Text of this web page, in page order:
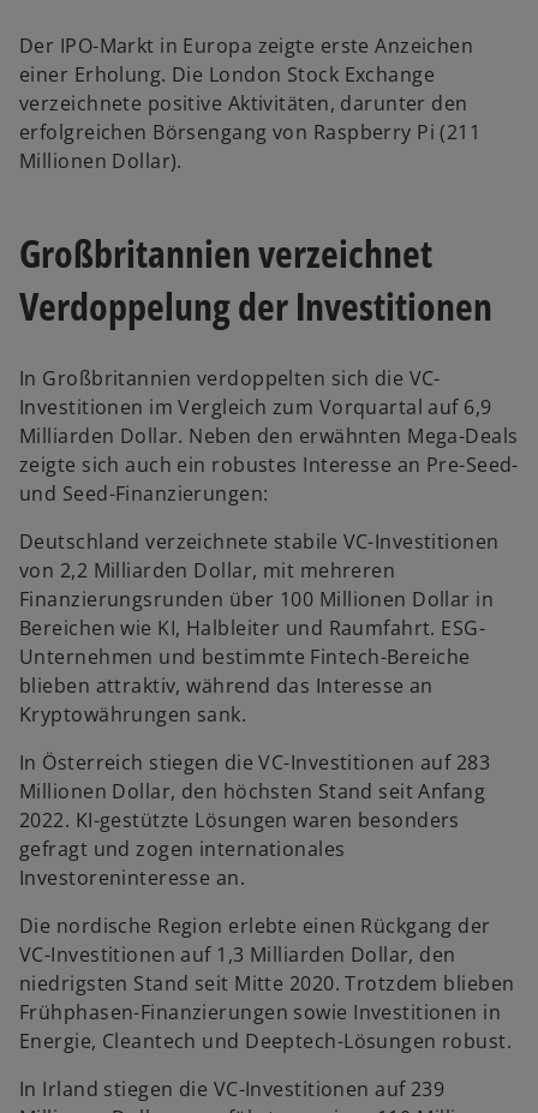
Der IPO-Markt in Europa zeigte erste Anzeichen
einer Erholung. Die London Stock Exchange
verzeichnete positive Aktivitäten, darunter den
erfolgreichen Börsengang von Raspberry Pi (211
Millionen Dollar).
Großbritannien verzeichnet
Verdoppelung der Investitionen
In Großbritannien verdoppelten sich die VC-
Investitionen im Vergleich zum Vorquartal auf 6,9
Milliarden Dollar. Neben den erwähnten Mega-Deals
zeigte sich auch ein robustes Interesse an Pre-Seed-
und Seed-Finanzierungen:
Deutschland verzeichnete stabile VC-Investitionen
von 2,2 Milliarden Dollar, mit mehreren
Finanzierungsrunden über 100 Millionen Dollar in
Bereichen wie KI, Halbleiter und Raumfahrt. ESG-
Unternehmen und bestimmte Fintech-Bereiche
blieben attraktiv, während das Interesse an
Kryptowährungen sank.
In Österreich stiegen die VC-Investitionen auf 283
Millionen Dollar, den höchsten Stand seit Anfang
2022. KI-gestützte Lösungen waren besonders
gefragt und zogen internationales
Investoreninteresse an.
Die nordische Region erlebte einen Rückgang der
VC-Investitionen auf 1,3 Milliarden Dollar, den
niedrigsten Stand seit Mitte 2020. Trotzdem blieben
Frühphasen-Finanzierungen sowie Investitionen in
Energie, Cleantech und Deeptech-Lösungen robust.
In Irland stiegen die VC-Investitionen auf 239